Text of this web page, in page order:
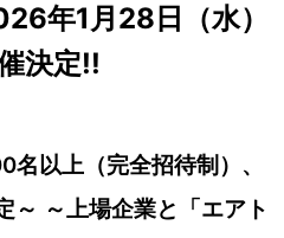
年1月28日（水）
決定!!
名以上（完全招待制）、
～ ～上場企業と「エアト